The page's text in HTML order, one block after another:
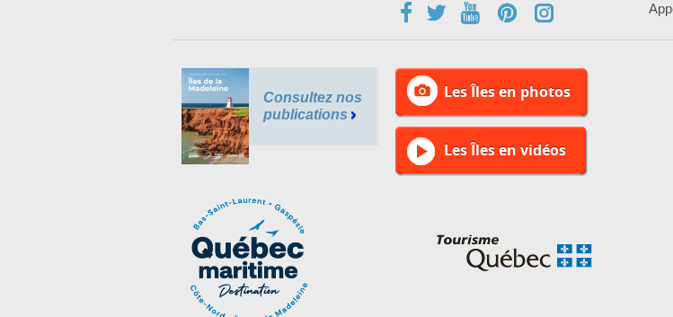
Consultez nos
publications
Les Îles en photos
Les Îles en vidéos